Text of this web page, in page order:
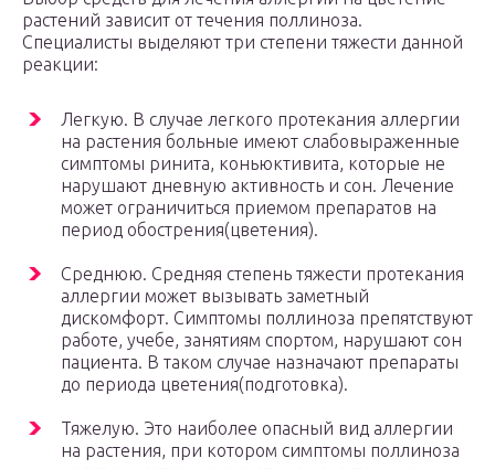
растений зависит от течения поллиноза.
Специалисты выделяют три степени тяжести данной
реакции:
Легкую. В случае легкого протекания аллергии
на растения больные имеют слабовыраженные
симптомы ринита, коньюктивита, которые не
нарушают дневную активность и сон. Лечение
может ограничиться приемом препаратов на
период обострения(цветения).
Среднюю. Средняя степень тяжести протекания
аллергии может вызывать заметный
дискомфорт. Симптомы поллиноза препятствуют
работе, учебе, занятиям спортом, нарушают сон
пациента. В таком случае назначают препараты
до периода цветения(подготовка).
Тяжелую. Это наиболее опасный вид аллергии
на растения, при котором симптомы поллиноза